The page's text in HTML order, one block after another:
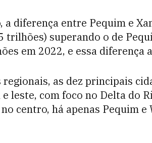
a diferença entre Pequim e
trilhões) superando o de
em 2022, e essa diferença
as dez principais
leste, com foco no Delta do
centro, há apenas Pequim e